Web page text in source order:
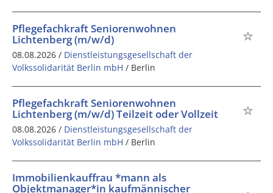
Pflegefachkraft Seniorenwohnen
Lichtenberg (m/w/d)
08.08.2026 / Dienstleistungsgesellschaft der
Volkssolidarität Berlin mbH / Berlin
Pflegefachkraft Seniorenwohnen
Lichtenberg (m/w/d) Teilzeit oder Vollzeit
08.08.2026 / Dienstleistungsgesellschaft der
Volkssolidarität Berlin mbH / Berlin
Immobilienkauffrau *mann als
Objektmanager*in kaufmännischer